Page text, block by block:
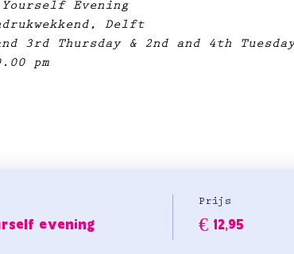
Evening
Delft
3rd Thursday & 2nd and 4th
pm
evening
Prijs
€ 12,95